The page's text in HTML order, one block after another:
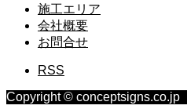
施工エリア
会社概要
お問合せ
RSS
Copyright © conceptsigns.co.jp